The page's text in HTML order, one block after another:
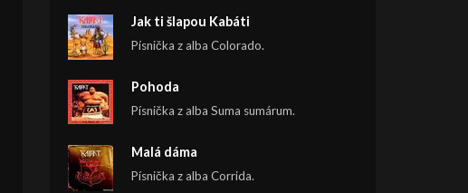
Jak ti šlapou Kabáti
Písnička z alba Colorado.
Pohoda
Písnička z alba Suma sumárum.
Malá dáma
Písnička z alba Corrida.